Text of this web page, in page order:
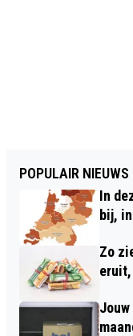
POPULAIR NIEUWS
In
bij,
Zo
eruit,